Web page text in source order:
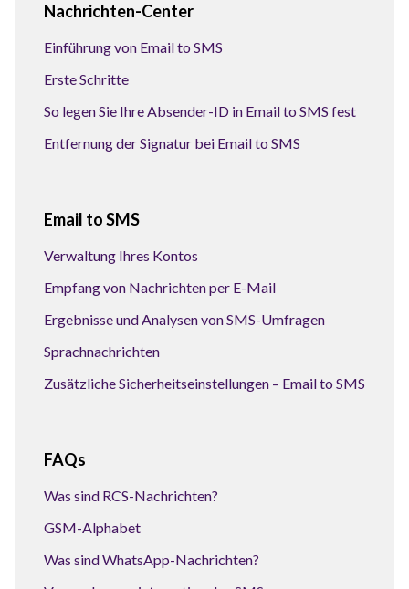
Nachrichten-Center
Einführung von Email to SMS
Erste Schritte
So legen Sie Ihre Absender-ID in Email to SMS fest
Entfernung der Signatur bei Email to SMS
Email to SMS
Verwaltung Ihres Kontos
Empfang von Nachrichten per E-Mail
Ergebnisse und Analysen von SMS-Umfragen
Sprachnachrichten
Zusätzliche Sicherheitseinstellungen – Email to SMS
FAQs
Was sind RCS-Nachrichten?
GSM-Alphabet
Was sind WhatsApp-Nachrichten?